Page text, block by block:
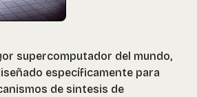
supercomputador del mundo,
específicamente para
de sintesis de